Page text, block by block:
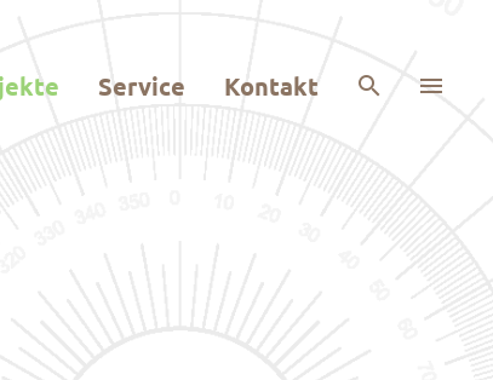
Service Kontakt
Linden 3